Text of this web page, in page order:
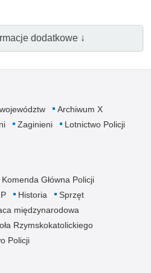
dodatkowe ↓
Archiwum X
Zaginieni
Lotnictwo Policji
Komenda Główna Policji
Historia
Sprzęt
międzynarodowa
Rzymskokatolickiego
Policji